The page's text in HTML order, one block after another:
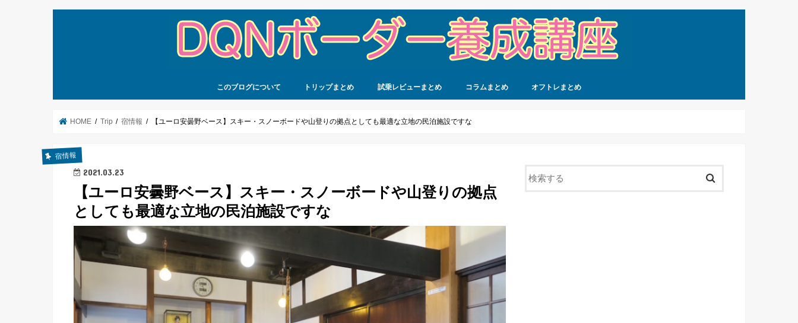
このブログについて トリップまとめ 試乗レビューまとめ コラムまとめ オフトレまとめ
HOME Trip 宿情報 【ユーロ安曇野ベース】スキー・スノーボードや山登りの拠点としても最適な立地の民泊施設ですな
宿情報
2021.03.23
【ユーロ安曇野ベース】スキー・スノーボードや山登りの拠点
としても最適な立地の民泊施設ですな